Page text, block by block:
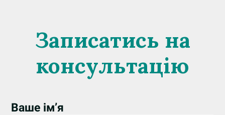
Записатись на
консультацію
Ваше ім’я